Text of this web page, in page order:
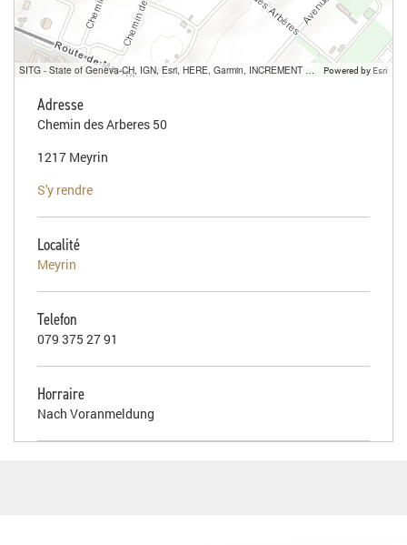
SITG - State of Geneva-CH, IGN, Esri, HERE, Garmin, INCREMENT P, USGS, METI/NASA Powered by Esri
Adresse
Chemin des Arberes 50
1217 Meyrin
S'y rendre
Localité
Meyrin
Telefon
079 375 27 91
Horraire
Nach Voranmeldung